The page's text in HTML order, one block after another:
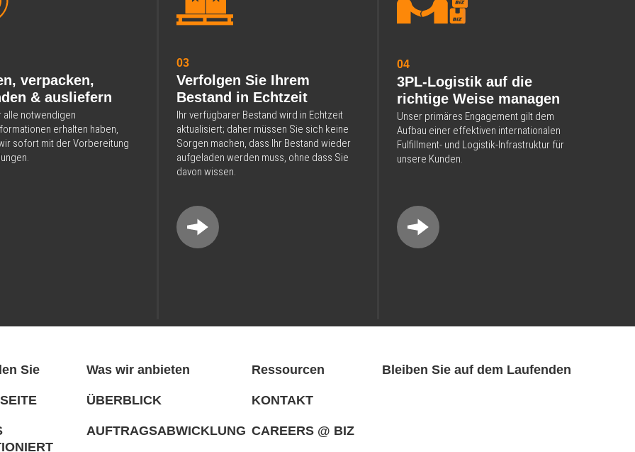
verpacken,
& ausliefern
alle notwendigen
erhalten haben,
sofort mit der Vorbereitung
03
Verfolgen Sie Ihrem
Bestand in Echtzeit
Ihr verfügbarer Bestand wird in Echtzeit
aktualisiert; daher müssen Sie sich keine
Sorgen machen, dass Ihr Bestand wieder
aufgeladen werden muss, ohne dass Sie
davon wissen.
04
3PL-Logistik auf die
richtige Weise managen
Unser primäres Engagement gilt dem
Aufbau einer effektiven internationalen
Fulfillment- und Logistik-Infrastruktur für
unsere Kunden.
Sie Was wir anbieten
ÜBERBLICK
AUFTRAGSABWICKLUNG
Ressourcen
KONTAKT
CAREERS @ BIZ
Bleiben Sie auf dem Laufenden